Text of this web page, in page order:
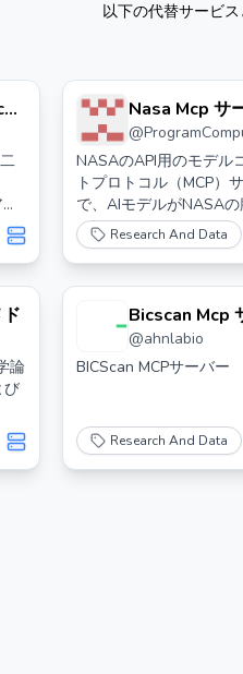
以下の代替サービ
年
記
Nasa Mcp サ
@
NASAのAPI用のモデル
トプロトコル（MCP）
で、AIモデルがNASA
タソースと対話するた
されたインターフェー
ます。
Research And Data
論
び
Bicscan Mcp
@ahnlabio
BICScan MCPサーバー
Research And Data